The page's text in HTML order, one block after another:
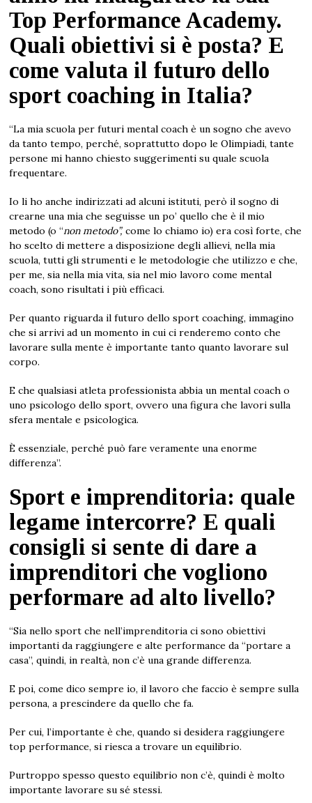
Top Performance Academy.
Quali obiettivi si è posta? E
come valuta il futuro dello
sport coaching in Italia?
“La mia scuola per futuri mental coach è un sogno che avevo
da tanto tempo, perché, soprattutto dopo le Olimpiadi, tante
persone mi hanno chiesto suggerimenti su quale scuola
frequentare.
Io li ho anche indirizzati ad alcuni istituti, però il sogno di
crearne una mia che seguisse un po’ quello che è il mio
metodo (o “non metodo”, come lo chiamo io) era così forte, che
ho scelto di mettere a disposizione degli allievi, nella mia
scuola, tutti gli strumenti e le metodologie che utilizzo e che,
per me, sia nella mia vita, sia nel mio lavoro come mental
coach, sono risultati i più efficaci.
Per quanto riguarda il futuro dello sport coaching, immagino
che si arrivi ad un momento in cui ci renderemo conto che
lavorare sulla mente è importante tanto quanto lavorare sul
corpo.
E che qualsiasi atleta professionista abbia un mental coach o
uno psicologo dello sport, ovvero una figura che lavori sulla
sfera mentale e psicologica.
È essenziale, perché può fare veramente una enorme
differenza”.
Sport e imprenditoria: quale
legame intercorre? E quali
consigli si sente di dare a
imprenditori che vogliono
performare ad alto livello?
“Sia nello sport che nell’imprenditoria ci sono obiettivi
importanti da raggiungere e alte performance da “portare a
casa”, quindi, in realtà, non c’è una grande differenza.
E poi, come dico sempre io, il lavoro che faccio è sempre sulla
persona, a prescindere da quello che fa.
Per cui, l’importante è che, quando si desidera raggiungere
top performance, si riesca a trovare un equilibrio.
Purtroppo spesso questo equilibrio non c’è, quindi è molto
importante lavorare su sé stessi.